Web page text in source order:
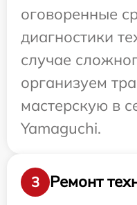
оговоренные
диагностики
случае
организуем
мастерскую в
Yamaguchi.
3
Ремонт